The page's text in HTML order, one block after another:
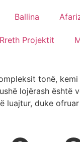
Ballina
Rreth Projektit
tonë,
lojërash
duke